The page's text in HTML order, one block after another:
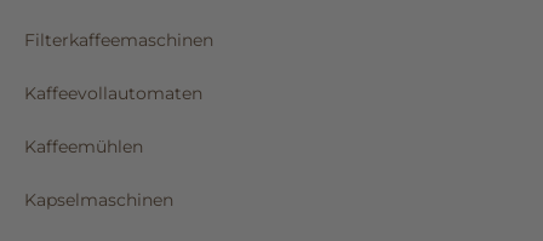
Filterkaffeemaschinen
Kaffeevollautomaten
Kaffeemühlen
Kapselmaschinen